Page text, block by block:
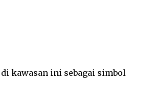
kawasan ini sebagai simbol